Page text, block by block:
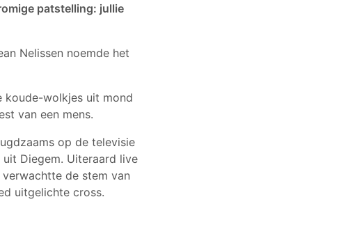
patstelling: jullie
Nelissen noemde het
koude-wolkjes uit mond
van een mens.
op de televisie
Diegem. Uiteraard live
de stem van
uitgelichte cross.